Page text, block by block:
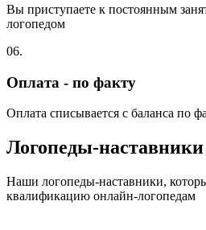
Вы приступаете к постоянным
логопедом
06.
Оплата - по факту
Оплата списывается с баланса по
Логопеды-наставники
Наши логопеды-наставники,
квалификацию онлайн-логопедам